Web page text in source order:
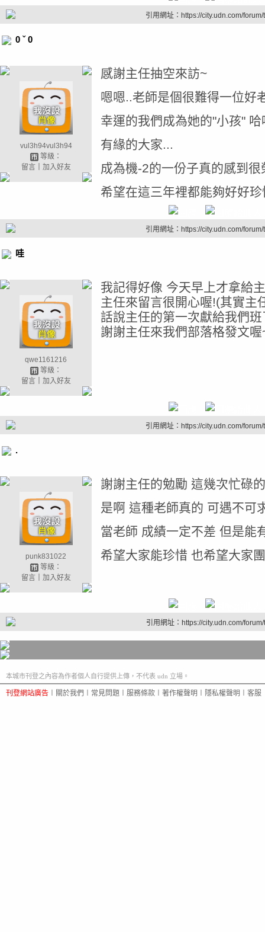
引用網址：https://city.udn.com/
0 ˇ 0
vul3h94vul3h94
等級：
留言｜ 加入好友
感謝主任抽空來訪~
嗯嗯..老師是個很難得一位好
幸運的我們成為她的"小孩" 哈
有緣的大家...
成為機-2的一份子真的感到很
希望在這三年裡都能夠好好
引用網址：https://city.udn.com/
哇
qwe1161216
等級：
留言｜ 加入好友
我記得好像 今天早上才拿給
主任來留言很開心喔!(其實主
話說主任的第一次獻給我們
謝謝主任來我們部落格發文喔
引用網址：https://city.udn.com/
.
punk831022
等級：
留言｜ 加入好友
謝謝主任的勉勵 這幾次忙碌
是啊 這種老師真的 可遇不可
當老師 成績一定不差 但是能
希望大家能珍惜 也希望大家
引用網址：https://city.udn.com/
本城市刊登之內容為作者個人自行提供上傳，不代表 udn 立場。
刊登網站廣告 關於我們 常見問題 服務條款 著作權聲明 隱私權聲明 客服